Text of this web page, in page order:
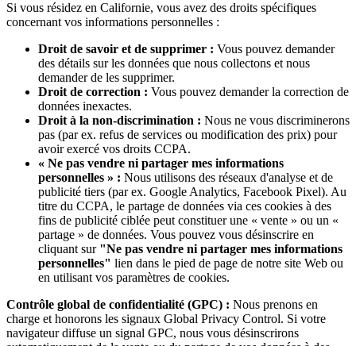
Si vous résidez en Californie, vous avez des droits spécifiques
concernant vos informations personnelles :
Droit de savoir et de supprimer : Vous pouvez demander
des détails sur les données que nous collectons et nous
demander de les supprimer.
Droit de correction : Vous pouvez demander la correction de
données inexactes.
Droit à la non-discrimination : Nous ne vous discriminerons
pas (par ex. refus de services ou modification des prix) pour
avoir exercé vos droits CCPA.
« Ne pas vendre ni partager mes informations
personnelles » : Nous utilisons des réseaux d'analyse et de
publicité tiers (par ex. Google Analytics, Facebook Pixel). Au
titre du CCPA, le partage de données via ces cookies à des
fins de publicité ciblée peut constituer une « vente » ou un «
partage » de données. Vous pouvez vous désinscrire en
cliquant sur "Ne pas vendre ni partager mes informations
personnelles" lien dans le pied de page de notre site Web ou
en utilisant vos paramètres de cookies.
Contrôle global de confidentialité (GPC) : Nous prenons en
charge et honorons les signaux Global Privacy Control. Si votre
navigateur diffuse un signal GPC, nous vous désinscrirons